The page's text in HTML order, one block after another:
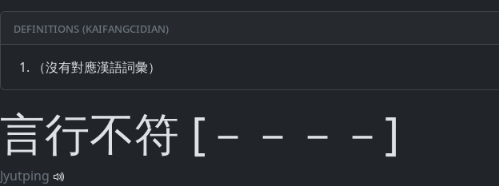
Definitions (Kaifangcidian)
（沒有對應漢語詞彙）
言行不符 [－－－－]
Jyutping